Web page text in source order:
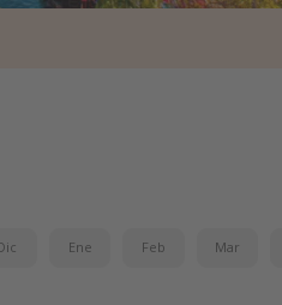
Ene Feb Mar